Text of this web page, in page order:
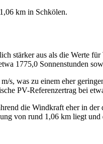
km in Schkölen.
stärker aus als die Werte
1775,0 Sonnenstunden
s, was zu einem eher
PV-Referenzertrag bei
die Windkraft eher in
von rund 1,06 km liegt